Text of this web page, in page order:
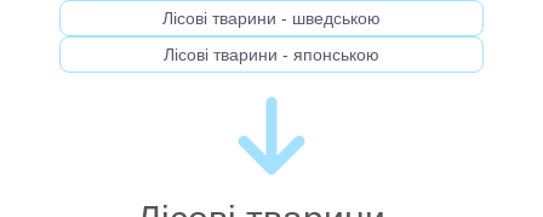
Лісові тварини - шведською
Лісові тварини - японською